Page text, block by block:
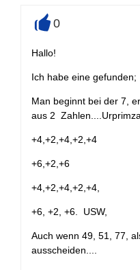
+
0
Hallo!
Ich habe eine gefunden;
Man beginnt bei der 7,
aus 2
+4,+2,+4,+2,+4
+6,+2,+6
+4,+2,+4,+2,+4,
+6, +2, +6. USW,
Auch wenn 49, 51, 77,
ausscheiden....